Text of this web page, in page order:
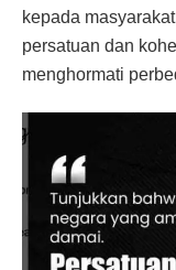
kepada
persatuan dan
menghormati